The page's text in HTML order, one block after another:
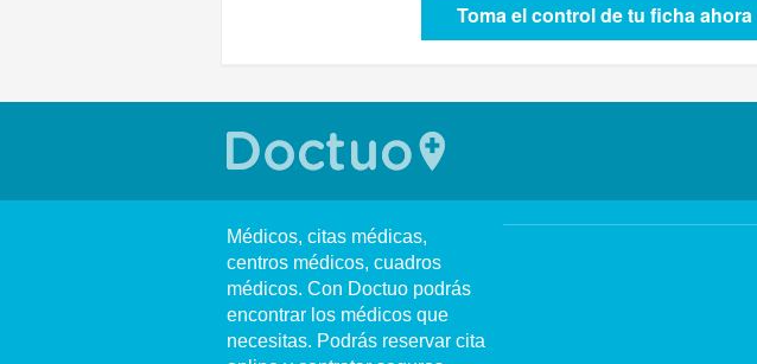
Toma el control de tu ficha ahora
Médicos, citas médicas,
centros médicos, cuadros
médicos. Con Doctuo podrás
encontrar los médicos que
necesitas. Podrás reservar cita